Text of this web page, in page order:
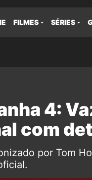
FILMES SÉRIES
4:
com
por Tom